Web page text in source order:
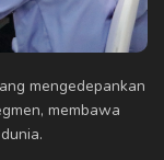
mengedepankan
membawa